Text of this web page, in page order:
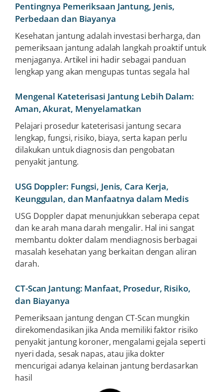
Pentingnya Pemeriksaan Jantung, Jenis,
Perbedaan dan Biayanya
Kesehatan jantung adalah investasi berharga, dan
pemeriksaan jantung adalah langkah proaktif untuk
menjaganya. Artikel ini hadir sebagai panduan
lengkap yang akan mengupas tuntas segala hal
Mengenal Kateterisasi Jantung Lebih Dalam:
Aman, Akurat, Menyelamatkan
Pelajari prosedur kateterisasi jantung secara
lengkap, fungsi, risiko, biaya, serta kapan perlu
dilakukan untuk diagnosis dan pengobatan
penyakit jantung.
USG Doppler: Fungsi, Jenis, Cara Kerja,
Keunggulan, dan Manfaatnya dalam Medis
USG Doppler dapat menunjukkan seberapa cepat
dan ke arah mana darah mengalir. Hal ini sangat
membantu dokter dalam mendiagnosis berbagai
masalah kesehatan yang berkaitan dengan aliran
darah.
CT-Scan Jantung: Manfaat, Prosedur, Risiko,
dan Biayanya
Pemeriksaan jantung dengan CT-Scan mungkin
direkomendasikan jika Anda memiliki faktor risiko
penyakit jantung koroner, mengalami gejala seperti
nyeri dada, sesak napas, atau jika dokter
mencurigai adanya kelainan jantung berdasarkan
hasil